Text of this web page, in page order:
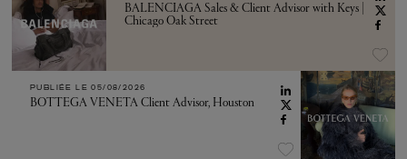
BALENCIAGA Sales & Client Advisor with Keys |
Chicago Oak Street
PUBLIÉE LE 05/08/2026
BOTTEGA VENETA Client Advisor, Houston